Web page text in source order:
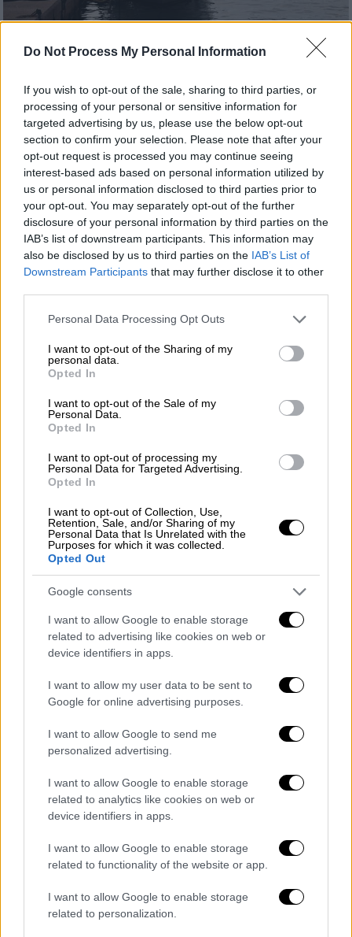
Do Not Process My Personal Information
If you wish to opt-out of the sale, sharing to third parties, or
processing of your personal or sensitive information for
targeted advertising by us, please use the below opt-out
section to confirm your selection. Please note that after your
opt-out request is processed you may continue seeing
interest-based ads based on personal information utilized by
us or personal information disclosed to third parties prior to
your opt-out. You may separately opt-out of the further
disclosure of your personal information by third parties on the
IAB’s list of downstream participants. This information may
also be disclosed by us to third parties on the IAB’s List of
Downstream Participants that may further disclose it to other
Please note that this website/app uses one or more Google
not limited to your visit or usage behaviour. You may click to
grant or deny consent to Google and its third-party tags to
use your data for below specified purposes in below Google
consent section.
Personal Data Processing Opt Outs
I want to opt-out of the Sharing of my
personal data.
Opted In
I want to opt-out of the Sale of my
Personal Data.
Opted In
I want to opt-out of processing my
Personal Data for Targeted Advertising.
Opted In
I want to opt-out of Collection, Use,
Retention, Sale, and/or Sharing of my
Personal Data that Is Unrelated with the
Purposes for which it was collected.
Opted Out
Google consents
I want to allow Google to enable storage
related to advertising like cookies on web or
device identifiers in apps.
I want to allow my user data to be sent to
Google for online advertising purposes.
I want to allow Google to send me
personalized advertising.
I want to allow Google to enable storage
related to analytics like cookies on web or
device identifiers in apps.
I want to allow Google to enable storage
related to functionality of the website or app.
I want to allow Google to enable storage
related to personalization.
Εντολή να συλληφθεί ο Μαροκινός για
την πολύνεκρη τραγωδία στη Χίο - Τον
αναγνώρισαν ως διακινητή των
μεταναστών
Η εντολή για τη σύλληψη έγινε από τον
αρμόδιο εισαγγελέα κατοπιν σχετικών
καταθέσεων που τον αναγνωρίζουν ως τον
διακινητή
Κόσμος|11.07.2025 16:45
300.000 Τούρκοι τουρίστες δια
θαλάσσης φέτος στα ελληνικά νησιά -
Τουρκικές εκθέσεις στο Ανατολικό
«Αυτή τη χρονιά στοχεύουμε
να μεταφέρουμε πάνω από 300.000
Αιγαίου. Έχουμε διαθέσει επτά θαλάσσια
λεωφορεία για τα ταξίδια αυτά»